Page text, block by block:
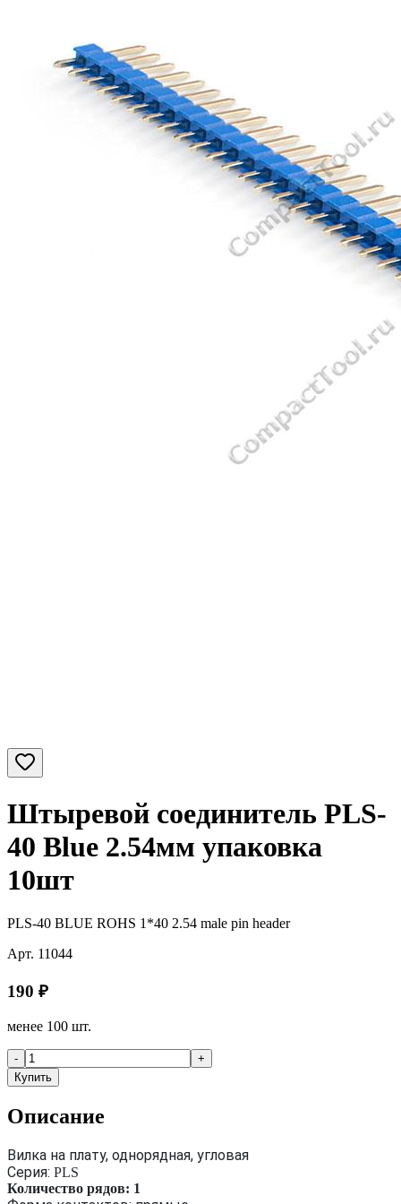
Штыревой соединитель PLS-
40 Blue 2.54мм упаковка
10шт
PLS-40 BLUE ROHS 1*40 2.54 male pin header
Арт. 11044
190 ₽
менее 100 шт.
-
+
Купить
Описание
Вилка на плату, однорядная, угловая
Серия: PLS
Количество рядов: 1